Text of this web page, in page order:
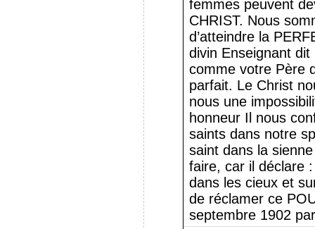
femmes peuvent
CHRIST. Nous
d’atteindre la
divin Enseignant
comme votre Père
parfait. Le Christ
nous une
honneur Il nous
saints dans notre
saint dans la
faire, car il déclare
dans les cieux et
de réclamer ce
septembre 1902